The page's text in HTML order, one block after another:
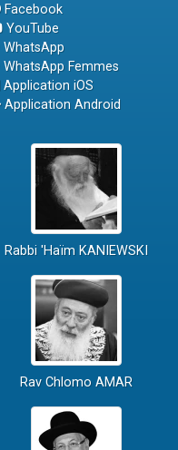
Facebook
YouTube
WhatsApp
WhatsApp Femmes
Application iOS
Application Android
Rabbi 'Haïm KANIEWSKI
Rav Chlomo AMAR